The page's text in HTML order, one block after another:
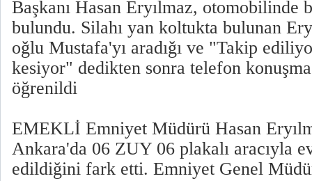
Başkanı Hasan Eryılmaz, otomobilinde
bulundu. Silahı yan koltukta bulunan
oğlu Mustafa'yı aradığı ve "Takip
kesiyor" dedikten sonra telefon
öğrenildi
EMEKLİ Emniyet Müdürü Hasan
Ankara'da 06 ZUY 06 plakalı aracıyla
edildiğini fark etti. Emniyet Genel